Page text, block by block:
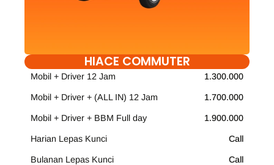
HIACE COMMUTER
Mobil + Driver 12 Jam 1.300.000
Mobil + Driver + (ALL IN) 12 Jam 1.700.000
Mobil + Driver + BBM Full day 1.900.000
Harian Lepas Kunci Call
Bulanan Lepas Kunci Call